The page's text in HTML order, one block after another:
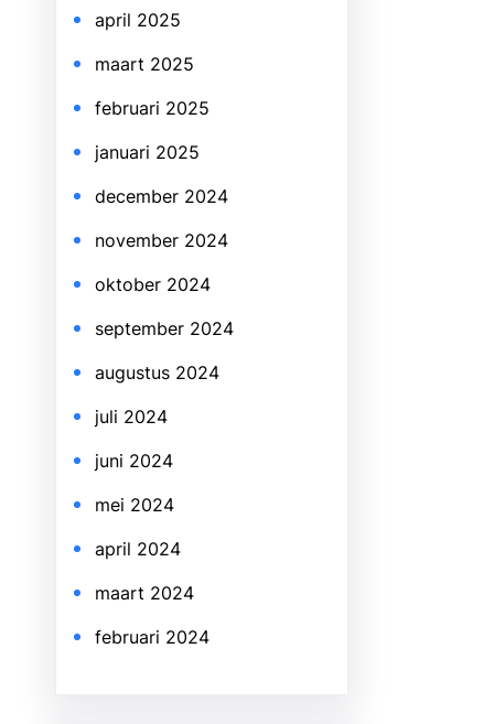
april 2025
maart 2025
februari 2025
januari 2025
december 2024
november 2024
oktober 2024
september 2024
augustus 2024
juli 2024
juni 2024
mei 2024
april 2024
maart 2024
februari 2024